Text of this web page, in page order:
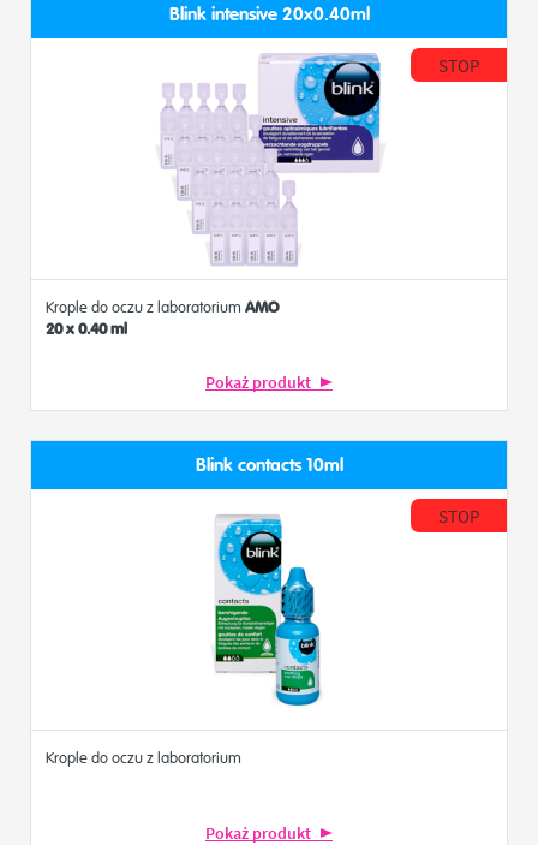
Blink intensive 20x0.40ml
STOP
Krople do oczu z laboratorium AMO
20 x 0.40 ml
Pokaż produkt
Blink contacts 10ml
STOP
Krople do oczu z laboratorium
Pokaż produkt